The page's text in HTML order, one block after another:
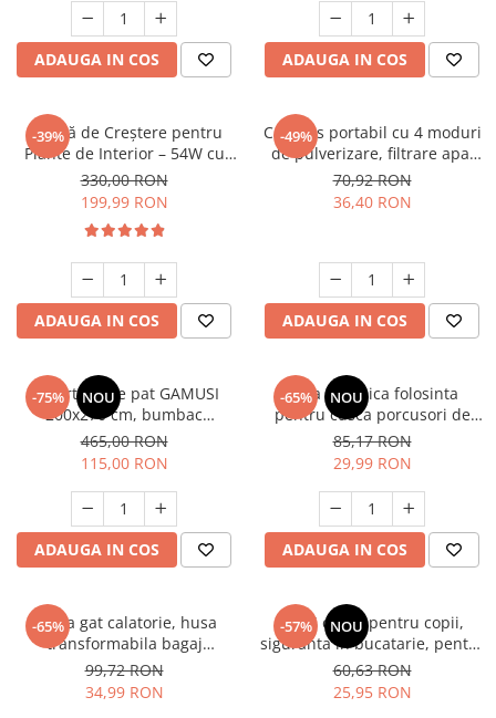
ADAUGA IN COS ADAUGA IN COS
-39%
Lampă de Creștere pentru
Plante de Interior – 54W cu
Suport Reglabil, Spectru
Complet, 6 brate ajustabile,
Timer 4/8/12h.
330,00 RON
199,99 RON
ADAUGA IN COS
-49%
Cap dus portabil cu 4 moduri
de pulverizare, filtrare apa,
furtun 150 cm, switch
ON/OFF, gri
70,92 RON
36,40 RON
ADAUGA IN COS
-75% NOU
Cuvertura de pat GAMUSI
200x270 cm, bumbac
jacquard, usoara, pentru
primavara/vara, simpla,
respirabila, 105 cm margine
465,00 RON
115,00 RON
ADAUGA IN COS
-65% NOU
Baza de unica folosinta
pentru cusca porcusori de
Guineea GuineaLoft, 4x2 ft,
biodegradabila, 1 luna
85,17 RON
29,99 RON
ADAUGA IN COS
-65%
Perna gat calatorie, husa
transformabila bagaj
extensibil, umplere cu haine,
material Lycra, fara
umplutura
99,72 RON
34,99 RON
-57% NOU
Set 5 cutite pentru copii,
siguranta in bucatarie, pentru
fructe si legume, cu cutit din
lemn antitaiere, model
Dinozaur
60,63 RON
25,95 RON